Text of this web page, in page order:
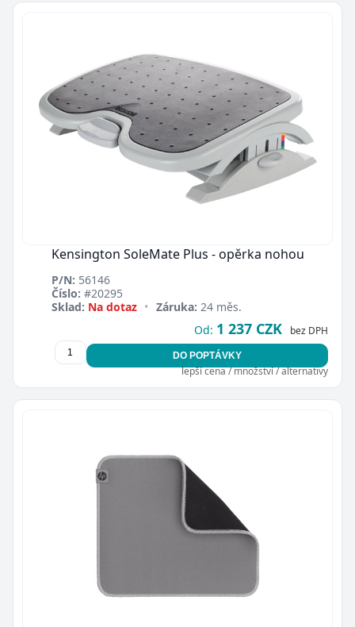
Kensington SoleMate Plus - opěrka nohou
P/N: 56146
Číslo: #20295
Sklad: Na dotaz • Záruka: 24 měs.
Od: 1 237 CZK bez DPH
DO POPTÁVKY
lepší cena / množství / alternativy